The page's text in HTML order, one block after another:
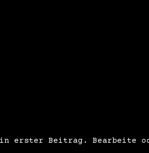
erster Beitrag. Bearbeite